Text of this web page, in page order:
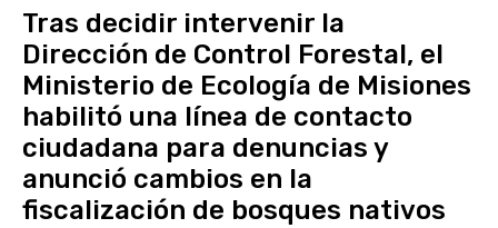
Tras decidir intervenir la
Dirección de Control Forestal, el
Ministerio de Ecología de Misiones
habilitó una línea de contacto
ciudadana para denuncias y
anunció cambios en la
fiscalización de bosques nativos